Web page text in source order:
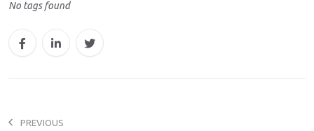
t
A
No tags found
PREVIOUS